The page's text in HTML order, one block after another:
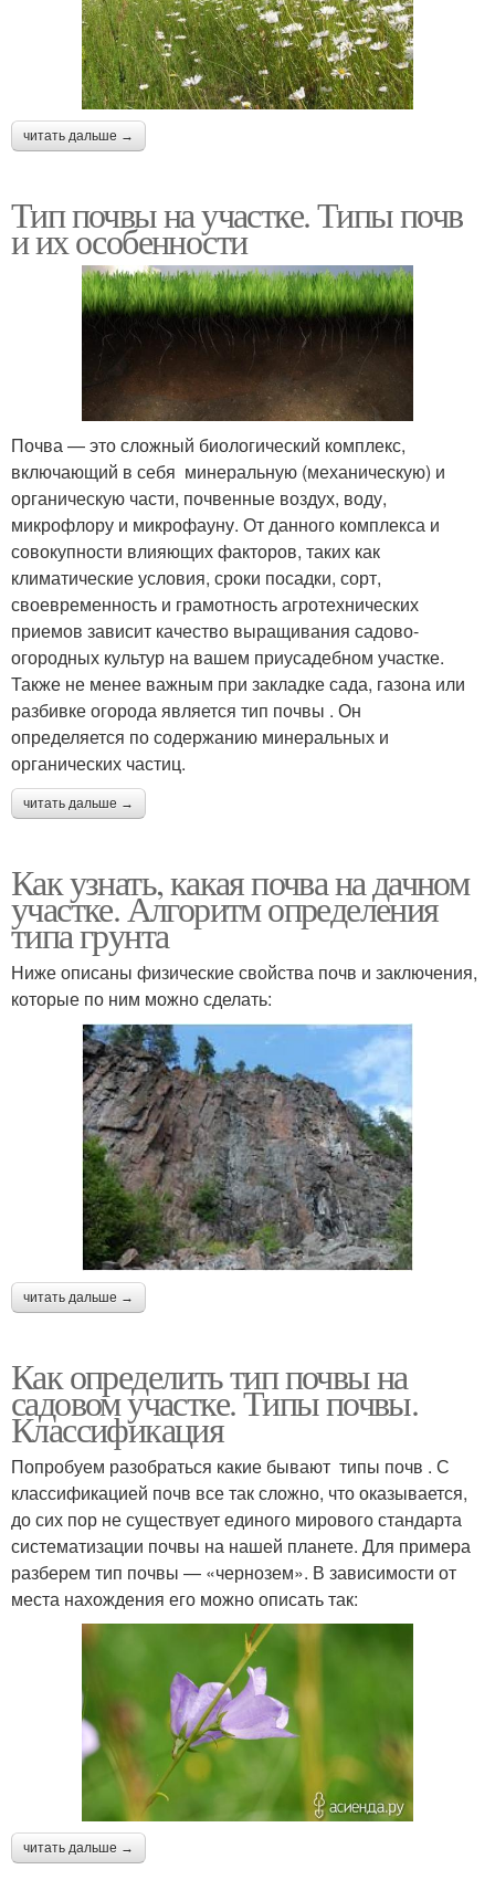
читать дальше →
Тип почвы на участке. Типы почв
и их особенности
Почва — это сложный биологический комплекс,
включающий в себя минеральную (механическую) и
органическую части, почвенные воздух, воду,
микрофлору и микрофауну. От данного комплекса и
совокупности влияющих факторов, таких как
климатические условия, сроки посадки, сорт,
своевременность и грамотность агротехнических
приемов зависит качество выращивания садово-
огородных культур на вашем приусадебном участке.
Также не менее важным при закладке сада, газона или
разбивке огорода является тип почвы . Он
определяется по содержанию минеральных и
органических частиц.
читать дальше →
Как узнать, какая почва на дачном
участке. Алгоритм определения
типа грунта
Ниже описаны физические свойства почв и заключения,
которые по ним можно сделать:
читать дальше →
Как определить тип почвы на
садовом участке. Типы почвы.
Классификация
Попробуем разобраться какие бывают типы почв . С
классификацией почв все так сложно, что оказывается,
до сих пор не существует единого мирового стандарта
систематизации почвы на нашей планете. Для примера
разберем тип почвы — «чернозем». В зависимости от
места нахождения его можно описать так:
читать дальше →